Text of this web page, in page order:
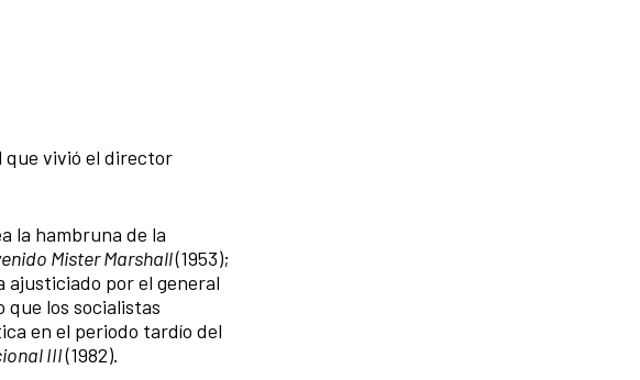
que vivió el director
la hambruna de la
Mister Marshall(1953);
ajusticiado por el general
los socialistas
en el periodo tardío del
III(1982).